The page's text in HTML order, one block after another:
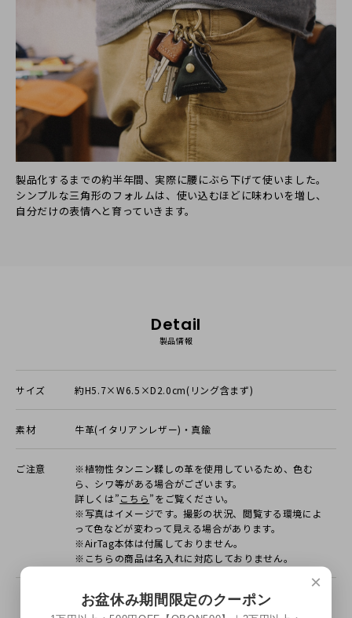
製品化するまでの約半年間、実際に腰にぶら下げて使いました。
シンプルな三角形のフォルムは、使い込むほどに味わいを増し、
自分だけの表情へと育っていきます。
Detail
製品情報
サイズ 約H5.7×W6.5×D2.0cm(リング含まず)
素材 牛革(イタリアンレザー)・真鍮
ご注意
※植物性タンニン鞣しの革を使用しているため、色む
ら、シワ等がある場合がございます。
詳しくは”こちら”をご覧ください。
※写真はイメージです。撮影の状況、閲覧する環境によ
って⾊などが変わって⾒える場合があります。
※AirTag本体は付属しておりません。
※こちらの商品は名入れに対応しておりません。
×
お盆休み期間限定のクーポン